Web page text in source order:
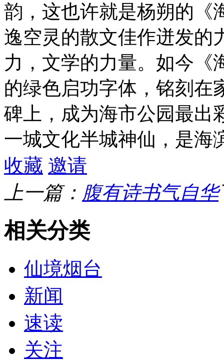
韵，这也许就是杨朔的《
逸空灵的散文佳作迸发的
力，文学的力量。如今《
的绿色启功字体，铭刻在
碑上，成为海市公园最出
一城文化半城神仙，是海
收藏 邀请
上一篇： 腹有诗书气自华
相关分类
仙境烟台
新闻
速读
关注